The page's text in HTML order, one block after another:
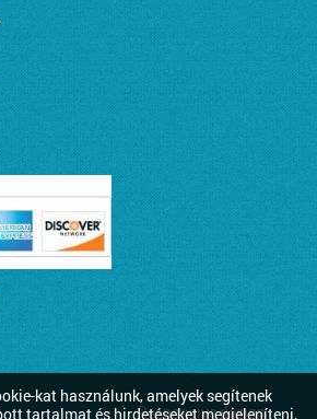
kat használunk, amelyek segítenek
tartalmat és hirdetéseket megjeleníteni,
Responsive design